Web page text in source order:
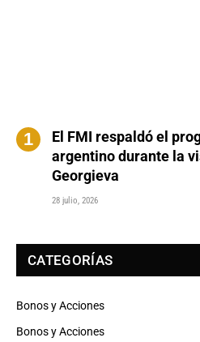
El FMI respaldó el
argentino durante la
Georgieva
28 julio, 2026
CATEGORÍAS
Bonos y Acciones
Bonos y Acciones